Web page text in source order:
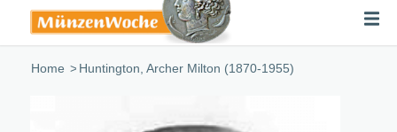
Home /Huntington, Archer Milton (1870-1955)